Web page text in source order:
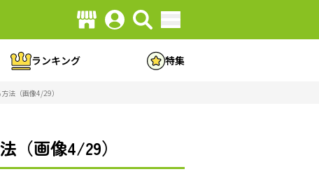
ランキング 特集
法（画像4/29）
（画像4/29）